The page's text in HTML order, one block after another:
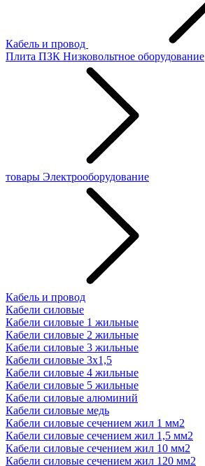
Кабель и провод
Плита ПЗК Низковольтное оборудование
товары Электрооборудование
Кабель и провод
Кабели силовые
Кабели силовые 1 жильные
Кабели силовые 2 жильные
Кабели силовые 3 жильные
Кабели силовые 3х1,5
Кабели силовые 4 жильные
Кабели силовые 5 жильные
Кабели силовые алюминий
Кабели силовые медь
Кабели силовые сечением жил 1 мм2
Кабели силовые сечением жил 1,5 мм2
Кабели силовые сечением жил 10 мм2
Кабели силовые сечением жил 120 мм2